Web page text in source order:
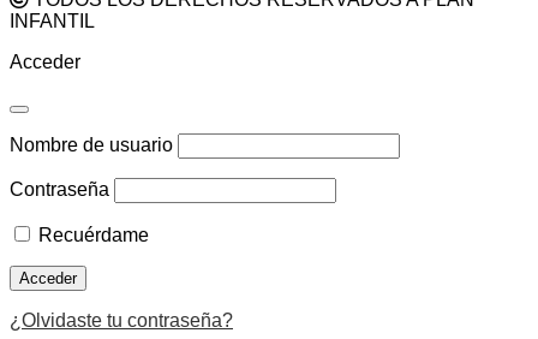
INFANTIL
Acceder
Nombre de usuario
Contraseña
Recuérdame
¿Olvidaste tu contraseña?